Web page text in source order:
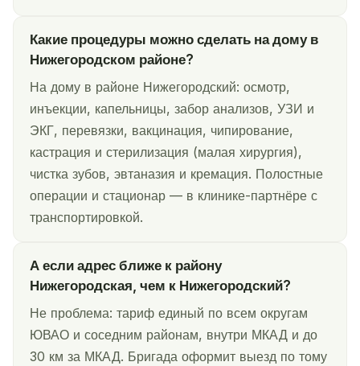
Какие процедуры можно сделать на дому в
Нижегородском районе?
На дому в районе Нижегородский: осмотр,
инъекции, капельницы, забор анализов, УЗИ и
ЭКГ, перевязки, вакцинация, чипирование,
кастрация и стерилизация (малая хирургия),
чистка зубов, эвтаназия и кремация. Полостные
операции и стационар — в клинике-партнёре с
транспортировкой.
А если адрес ближе к району
Нижегородская, чем к Нижегородский?
Не проблема: тариф единый по всем округам
ЮВАО и соседним районам, внутри МКАД и до
30 км за МКАД. Бригада оформит выезд по тому